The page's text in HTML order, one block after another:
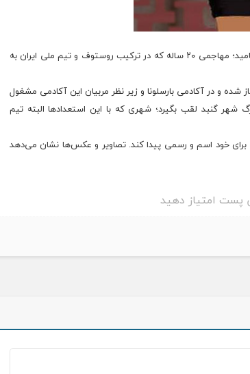
۲۰ ساله که
در ترکیب روستوف و تیم ملی ایران به
و در آکادمی بارسلونا و زیر نظر مربیان این آکادمی مشغول
شهر گنبد لقب بگیرد؛ شهری که با این استعدادها البته تیم
برای خود اسم و رسمی پیدا کند. تصاویر و عکس‌ها نشان می‌دهد
پست امتیاز دهید